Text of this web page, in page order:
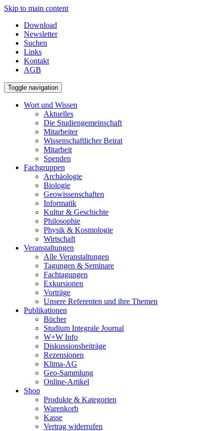
Skip to main content
Download
Newsletter
Suchen
Links
Kontakt
AGB
Toggle navigation
Wort und Wissen
Aktuelles
Die Studiengemeinschaft
Mitarbeiter
Wissenschaftlicher Beirat
Mitarbeit
Spenden
Fachgruppen
Archäologie
Biologie
Geowissenschaften
Informatik
Kultur & Geschichte
Philosophie
Physik & Kosmologie
Wirtschaft
Veranstaltungen
Alle Veranstaltungen
Tagungen & Seminare
Fachtagungen
Exkursionen
Vorträge
Unsere Referenten und ihre Themen
Publikationen
Bücher
Studium Integrale Journal
W+W Info
Diskussionsbeiträge
Rezensionen
Klima-AG
Geo-Sammlung
Online-Artikel
Shop
Produkte & Kategorien
Warenkorb
Kasse
Vertrag widerrufen